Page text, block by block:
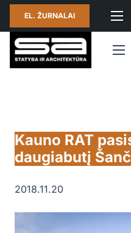
EL. ŽURNALAI
Kauno RAT
daugiabutį
2018.11.20